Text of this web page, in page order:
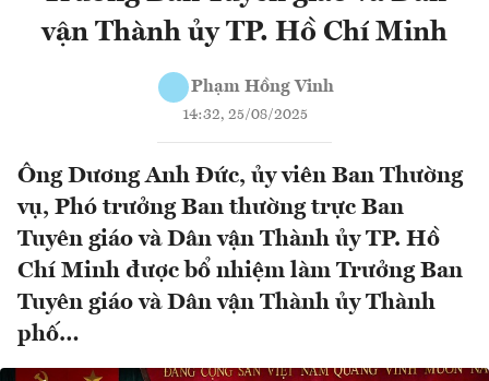
vận Thành ủy TP. Hồ Chí Minh
Phạm Hồng Vinh
14:32, 25/08/2025
Ông Dương Anh Đức, ủy viên Ban Thường
vụ, Phó trưởng Ban thường trực Ban
Tuyên giáo và Dân vận Thành ủy TP. Hồ
Chí Minh được bổ nhiệm làm Trưởng Ban
Tuyên giáo và Dân vận Thành ủy Thành
phố…